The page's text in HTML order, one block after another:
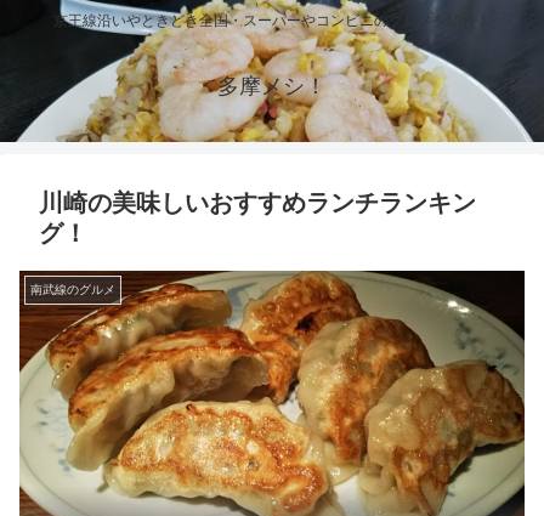
京王線沿いやときどき全国・スーパーやコンビニのグルメを紹介！
多摩メシ！
川崎の美味しいおすすめランチランキン
グ！
南武線のグルメ